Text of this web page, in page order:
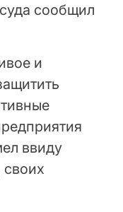
сообщил
и
ввиду
своих